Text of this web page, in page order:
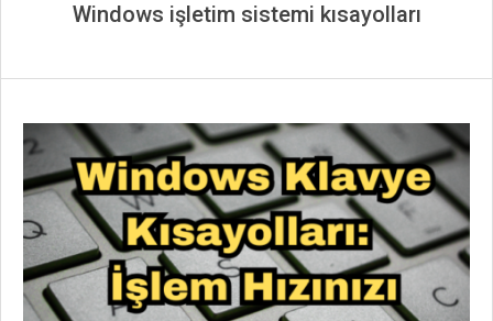
Windows işletim sistemi kısayolları